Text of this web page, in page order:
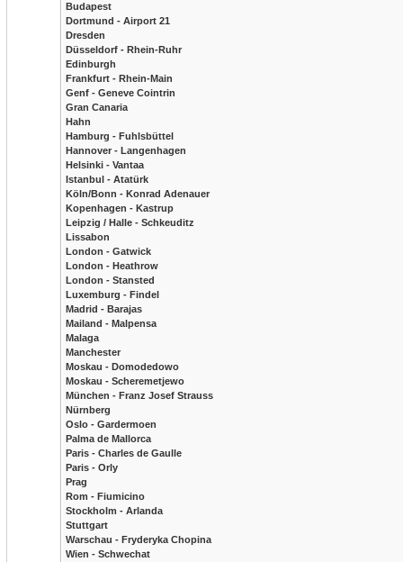
Budapest
Dortmund - Airport 21
Dresden
Düsseldorf - Rhein-Ruhr
Edinburgh
Frankfurt - Rhein-Main
Genf - Geneve Cointrin
Gran Canaria
Hahn
Hamburg - Fuhlsbüttel
Hannover - Langenhagen
Helsinki - Vantaa
Istanbul - Atatürk
Köln/Bonn - Konrad Adenauer
Kopenhagen - Kastrup
Leipzig / Halle - Schkeuditz
Lissabon
London - Gatwick
London - Heathrow
London - Stansted
Luxemburg - Findel
Madrid - Barajas
Mailand - Malpensa
Malaga
Manchester
Moskau - Domodedowo
Moskau - Scheremetjewo
München - Franz Josef Strauss
Nürnberg
Oslo - Gardermoen
Palma de Mallorca
Paris - Charles de Gaulle
Paris - Orly
Prag
Rom - Fiumicino
Stockholm - Arlanda
Stuttgart
Warschau - Fryderyka Chopina
Wien - Schwechat